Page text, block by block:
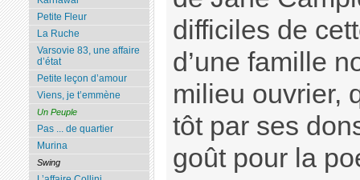
difficiles de
d’une famille
milieu ouvrier,
tôt par ses
goût pour la
Petite Fleur
La Ruche
Varsovie 83, une affaire
d’état
Petite leçon d’amour
Viens, je t’emmène
Un Peuple
Pas ... de quartier
Murina
Swing